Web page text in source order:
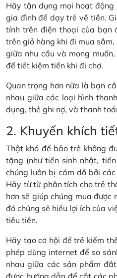
Hãy tận dụng mọi hoạt
gia đình để dạy trẻ về tiền.
tính trên điện thoại của bạn
trên giỏ hàng khi đi mua
giữa nhu cầu và mong
để tiết kiệm tiền khi đi chợ.
Quan trọng hơn nữa là bạn
nhau giữa các loại hình
dụng, thẻ ghi nợ, và thanh
2. Khuyến khích
Thật khó để bảo trẻ không
tặng (như tiền sinh nhật,
chúng luôn bị cám dỗ bởi
Hãy từ từ phân tích cho trẻ
hơn sẽ giúp chúng mua được
đó chúng sẽ hiểu lợi ích của
tiêu tiền.
Hãy tạo cơ hội để trẻ kiếm
phép dùng internet để so
nhau giữa các sản phẩm
được hướng dẫn để cắt các